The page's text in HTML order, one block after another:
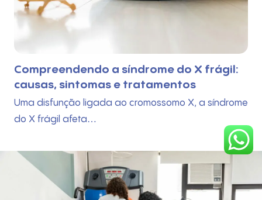
A importância dos jogos e
no desenvolvimento infantil
Para crescer de forma saudável,
mundo com curiosidade e autonomia,…